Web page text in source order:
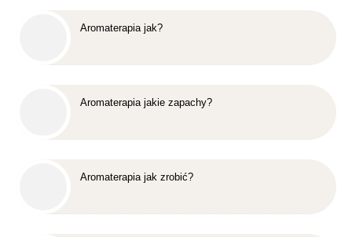
Aromaterapia jak?
Aromaterapia jakie zapachy?
Aromaterapia jak zrobić?